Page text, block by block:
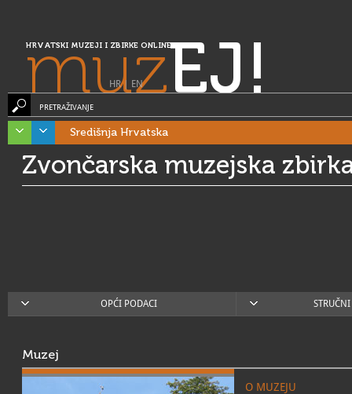
HRVATSKI MUZEJI I ZBIRKE ONLINE
muzEJ!
HR| EN
PRETRAŽIVANJE
Središnja Hrvatska
Zvončarska muzejska
OPĆI PODACI
Muzej
O MUZEJU